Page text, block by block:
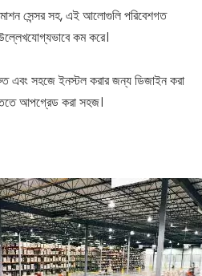
সেন্সর সহ, এই আলোগুলি পরিবেশগত
কম করে।
এবং সহজে ইনস্টল করার জন্য ডিজাইন করা
আপগ্রেড করা সহজ।